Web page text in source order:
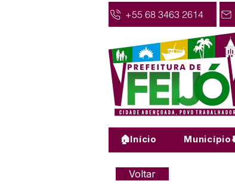
+55 68 3463 2614
🏠Início
Voltar